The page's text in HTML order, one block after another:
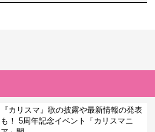
『カリスマ』歌の披露や最新情報の発表
も！ 5周年記念イベント「カリスマニ